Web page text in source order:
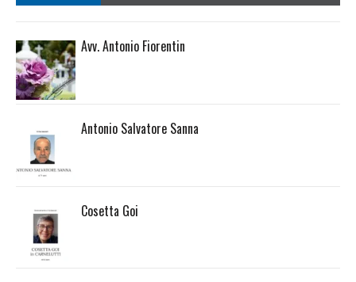
Avv. Antonio Fiorentin
Antonio Salvatore Sanna
Cosetta Goi